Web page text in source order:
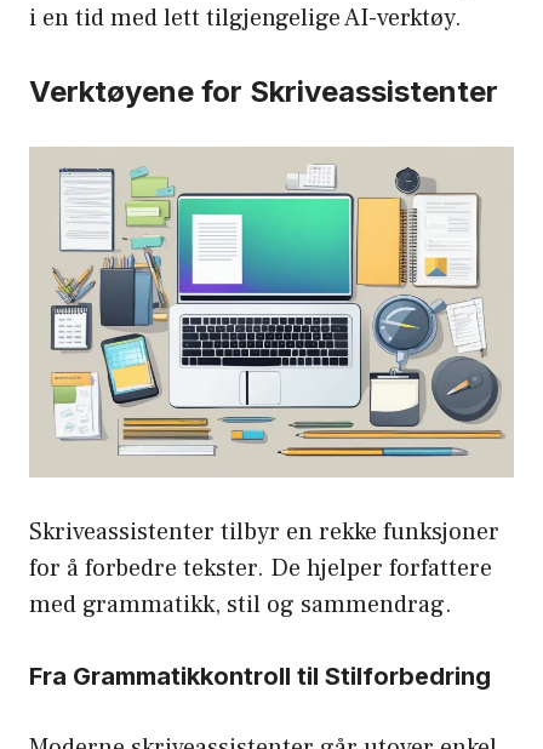
i en tid med lett tilgjengelige AI-verktøy.
Verktøyene for Skriveassistenter
Skriveassistenter tilbyr en rekke funksjoner
for å forbedre tekster. De hjelper forfattere
med grammatikk, stil og sammendrag.
Fra Grammatikkontroll til Stilforbedring